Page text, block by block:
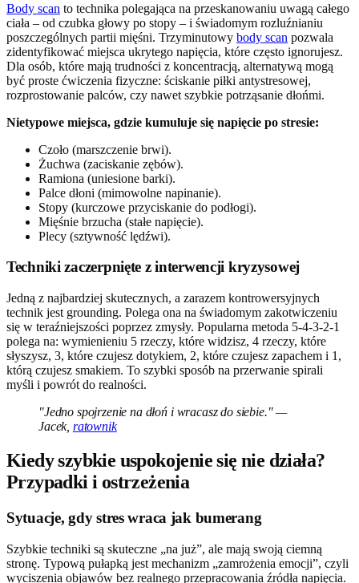
Body scan to technika polegająca na przeskanowaniu uwagą całego
ciała – od czubka głowy po stopy – i świadomym rozluźnianiu
poszczególnych partii mięśni. Trzyminutowy body scan pozwala
zidentyfikować miejsca ukrytego napięcia, które często ignorujesz.
Dla osób, które mają trudności z koncentracją, alternatywą mogą
być proste ćwiczenia fizyczne: ściskanie piłki antystresowej,
rozprostowanie palców, czy nawet szybkie potrząsanie dłońmi.
Nietypowe miejsca, gdzie kumuluje się napięcie po stresie:
Czoło (marszczenie brwi).
Żuchwa (zaciskanie zębów).
Ramiona (uniesione barki).
Palce dłoni (mimowolne napinanie).
Stopy (kurczowe przyciskanie do podłogi).
Mięśnie brzucha (stałe napięcie).
Plecy (sztywność lędźwi).
Techniki zaczerpnięte z interwencji kryzysowej
Jedną z najbardziej skutecznych, a zarazem kontrowersyjnych
technik jest grounding. Polega ona na świadomym zakotwiczeniu
się w teraźniejszości poprzez zmysły. Popularna metoda 5-4-3-2-1
polega na: wymienieniu 5 rzeczy, które widzisz, 4 rzeczy, które
słyszysz, 3, które czujesz dotykiem, 2, które czujesz zapachem i 1,
którą czujesz smakiem. To szybki sposób na przerwanie spirali
myśli i powrót do realności.
"Jedno spojrzenie na dłoń i wracasz do siebie." —
Jacek, ratownik
Kiedy szybkie uspokojenie się nie działa?
Przypadki i ostrzeżenia
Sytuacje, gdy stres wraca jak bumerang
Szybkie techniki są skuteczne „na już”, ale mają swoją ciemną
stronę. Typową pułapką jest mechanizm „zamrożenia emocji”, czyli
wyciszenia objawów bez realnego przepracowania źródła napięcia.